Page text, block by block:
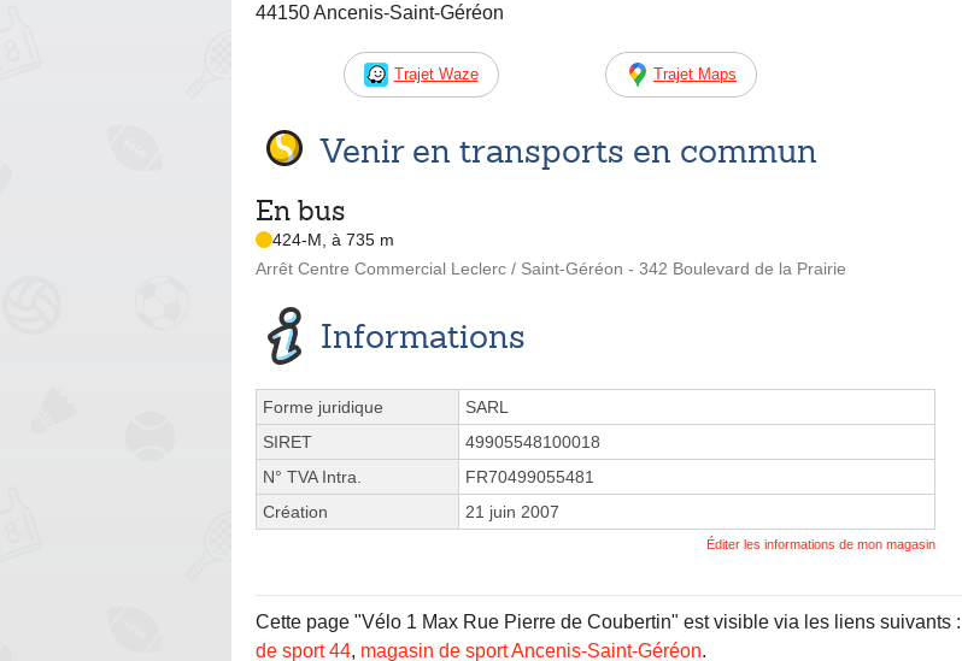
44150 Ancenis-Saint-Géréon
Trajet Waze Trajet Maps
Venir en transports en commun
En bus
424-M, à 735 m
Arrêt Centre Commercial Leclerc / Saint-Géréon - 342 Boulevard de la Prairie
Informations
Forme juridique
SARL
SIRET
49905548100018
N° TVA Intra.
FR70499055481
Création
21 juin 2007
Éditer les informations de mon magasin
Cette page "Vélo 1 Max Rue Pierre de Coubertin" est visible via les liens suivants :
de sport 44, magasin de sport Ancenis-Saint-Géréon.